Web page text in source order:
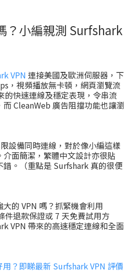
？小編親測 Surfshark
VPN 連接美國及歐洲伺服器，下
，視頻播放無卡頓，網頁瀏覽流
的快速連線及穩定表現，令串流
CleanWeb 廣告阻擋功能也讓瀏
設備同時連線，對於像小編這樣
面簡潔，繁體中文設計亦很貼
。（重點是 Surfshark 真的很便
的 VPN 嗎？抓緊機會利用
件退款保證或 7 天免費試用方
VPN 帶來的高速穩定連線和全面
？即睇最新 Surfshark VPN 評價